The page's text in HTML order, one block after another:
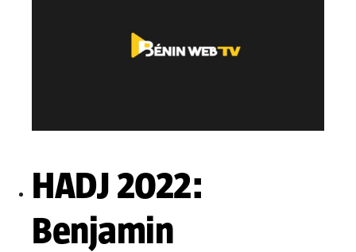
HADJ 2022:
Benjamin